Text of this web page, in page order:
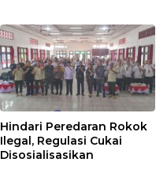
Hindari Peredaran Rokok
Ilegal, Regulasi Cukai
Disosialisasikan